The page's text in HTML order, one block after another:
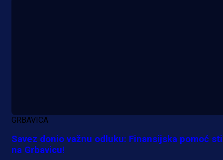
GRBAVICA
Savez donio važnu odluku: Finansijska pomoć
na Grbavicu!